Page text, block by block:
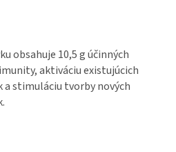
obsahuje 10,5 g účinných
aktiváciu existujúcich
stimuláciu tvorby nových